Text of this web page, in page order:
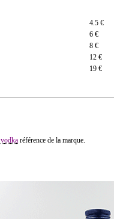
4.5 €
6 €
8 €
12 €
19 €
vodka référence de la marque.